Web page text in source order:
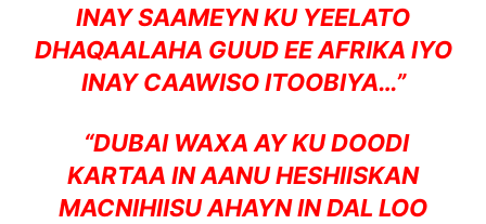
INAY SAAMEYN KU YEELATO
DHAQAALAHA GUUD EE AFRIKA IYO
INAY CAAWISO ITOOBIYA…”
“DUBAI WAXA AY KU DOODI
KARTAA IN AANU HESHIISKAN
MACNIHIISU AHAYN IN DAL LOO